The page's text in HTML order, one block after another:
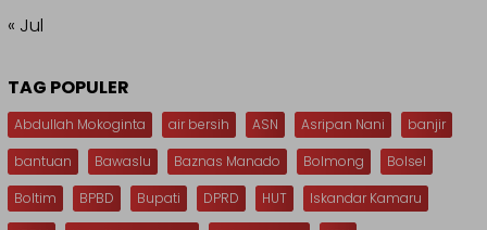
« Jul
TAG POPULER
Abdullah Mokoginta air bersih ASN Asripan Nani
banjir
bantuan
Bawaslu Baznas Manado Bolmong
Bolsel
Boltim
BPBD Bupati DPRD HUT
Iskandar Kamaru